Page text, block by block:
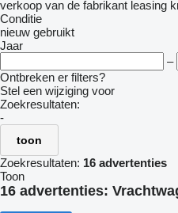
verkoop van de fabrikant leasing
Conditie
nieuw gebruikt
Jaar
–
Ontbreken er filters?
Stel een wijziging voor
Zoekresultaten:
-
toon
Zoekresultaten: 16 advertenties
Toon
16 advertenties: